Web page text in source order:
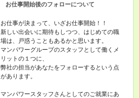
お仕事開始後のフォローについて
お仕事が決まって、いざお仕事開始！！
新しい出会いに期待もしつつ、はじめての職
場は、戸惑うこともあるかと思います。
マンパワーグループのスタッフとして働くメ
リットの１つに、
弊社の担当があなたをフォローするという点
があります。
マンパワースタッフさんとしてのご就業にあ